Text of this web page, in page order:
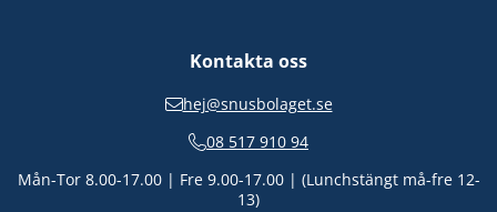
Kontakta oss
hej@snusbolaget.se
08 517 910 94
Mån-Tor 8.00-17.00 | Fre 9.00-17.00 | (Lunchstängt må-fre 12-
13)